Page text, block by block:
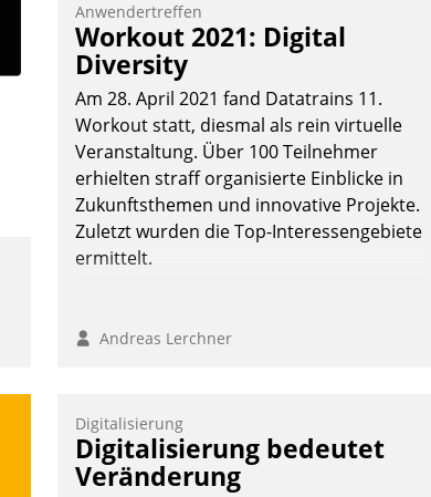
Anwendertreffen
Workout 2021: Digital
Diversity
Am 28. April 2021 fand Datatrains 11.
Workout statt, diesmal als rein virtuelle
Veranstaltung. Über 100 Teilnehmer
erhielten straff organisierte Einblicke in
Zukunftsthemen und innovative Projekte.
Zuletzt wurden die Top-Interessengebiete
ermittelt.
Andreas Lerchner
Digitalisierung
Digitalisierung bedeutet
Veränderung